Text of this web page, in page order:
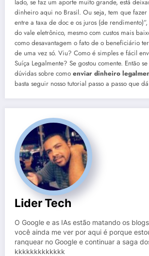
lado, se faz um aporte muito grande, está
dinheiro aqui no Brasil. Ou seja, tem que fazer
entre a taxa de doc e os juros (de
do vale eletrônico, mesmo com custos mais
como desavantagem o fato de o beneficiário
de uma vez só. Viu? Como é simples e fácil
Suíça Legalmente? Se gostou comente. Então
dúvidas sobre como enviar dinheiro
basta seguir nosso tutorial passo a passo que
Lider Tech
O Google e as IAs estão matando os
você ainda me ver por aqui é porque
ranquear no Google e continuar a saga
kkkkkkkkkkkkk